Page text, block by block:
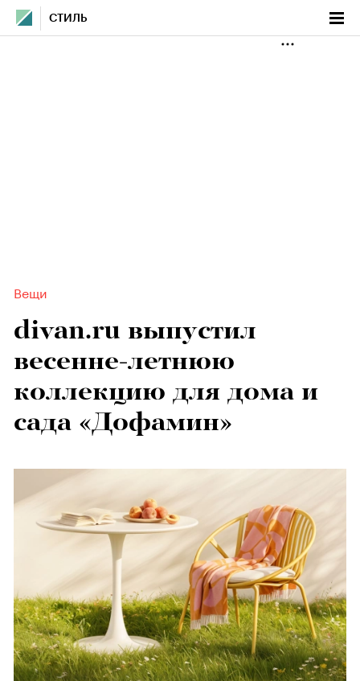
СТИЛЬ
Вещи
divan.ru выпустил
весенне-летнюю
коллекцию для дома и
сада «Дофамин»